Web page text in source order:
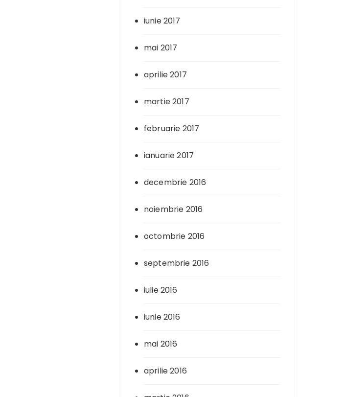
iunie 2017
mai 2017
aprilie 2017
martie 2017
februarie 2017
ianuarie 2017
decembrie 2016
noiembrie 2016
octombrie 2016
septembrie 2016
iulie 2016
iunie 2016
mai 2016
aprilie 2016